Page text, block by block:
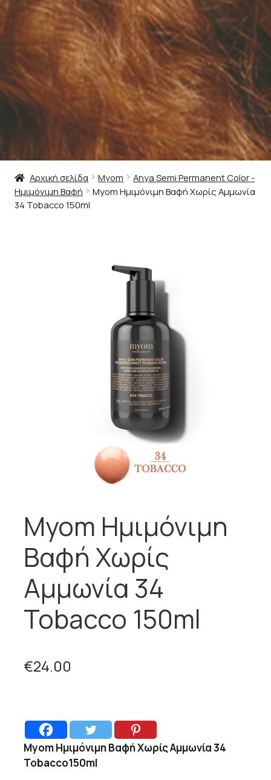
Αρχική σελίδα Myom
Anya Semi Permanent Color -
Ημιμόνιμη Βαφή
Myom Ημιμόνιμη Βαφή Χωρίς Αμμωνία
34 Tobacco 150ml
Myom Ημιμόνιμη
Βαφή Χωρίς
Αμμωνία 34
Tobacco 150ml
€24.00
Myom Ημιμόνιμη Βαφή Χωρίς Αμμωνία 34
Tobacco150ml